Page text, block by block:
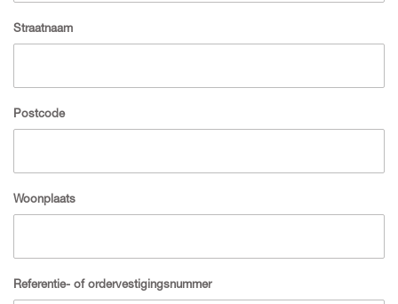
Straatnaam
Postcode
Woonplaats
Referentie- of ordervestigingsnummer